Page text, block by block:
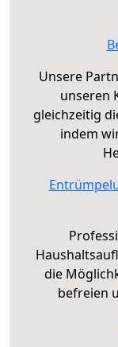
Unsere
unseren
gleichzeitig
indem
die
befreien